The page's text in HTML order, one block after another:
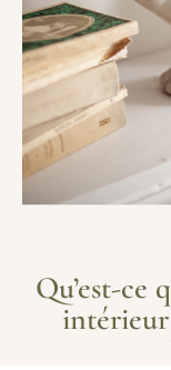
Qu’est-ce
intérieur